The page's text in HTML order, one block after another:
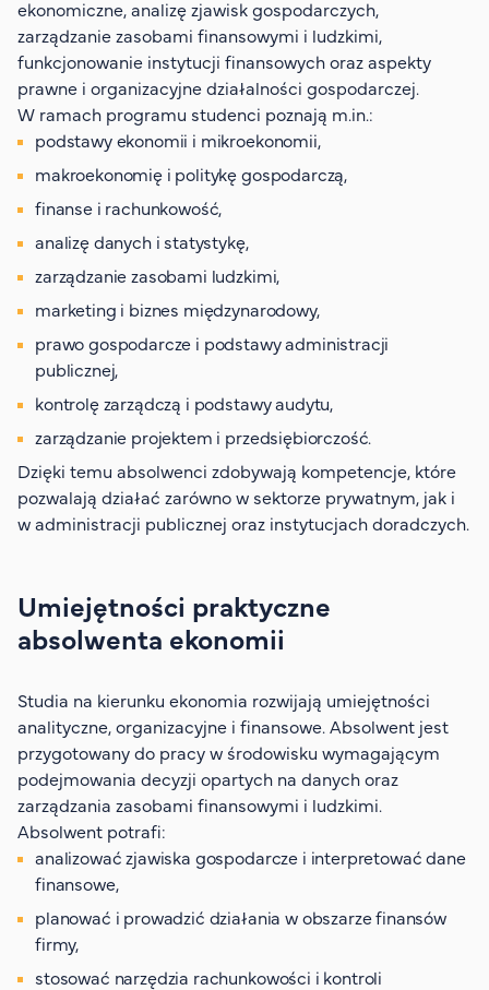
ekonomiczne, analizę zjawisk gospodarczych,
zarządzanie zasobami finansowymi i ludzkimi,
funkcjonowanie instytucji finansowych oraz aspekty
prawne i organizacyjne działalności gospodarczej.
W ramach programu studenci poznają m.in.:
podstawy ekonomii i mikroekonomii,
makroekonomię i politykę gospodarczą,
finanse i rachunkowość,
analizę danych i statystykę,
zarządzanie zasobami ludzkimi,
marketing i biznes międzynarodowy,
prawo gospodarcze i podstawy administracji
publicznej,
kontrolę zarządczą i podstawy audytu,
zarządzanie projektem i przedsiębiorczość.
Dzięki temu absolwenci zdobywają kompetencje, które
pozwalają działać zarówno w sektorze prywatnym, jak i
w administracji publicznej oraz instytucjach doradczych.
Umiejętności praktyczne
absolwenta ekonomii
Studia na kierunku ekonomia rozwijają umiejętności
analityczne, organizacyjne i finansowe. Absolwent jest
przygotowany do pracy w środowisku wymagającym
podejmowania decyzji opartych na danych oraz
zarządzania zasobami finansowymi i ludzkimi.
Absolwent potrafi:
analizować zjawiska gospodarcze i interpretować dane
finansowe,
planować i prowadzić działania w obszarze finansów
firmy,
stosować narzędzia rachunkowości i kontroli